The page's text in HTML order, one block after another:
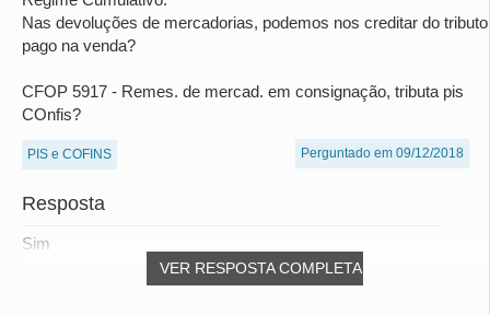
Nas devoluções de mercadorias, podemos nos creditar do tributo
pago na venda?
CFOP 5917 - Remes. de mercad. em consignação, tributa pis
COnfis?
PIS e COFINS Perguntado em 09/12/2018
Resposta
VER RESPOSTA COMPLETA
Sim